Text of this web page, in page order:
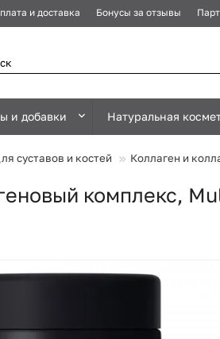
и доставка Бонусы за отзывы
и добавки Натуральная
суставов и костей Коллаген и
комплекс,